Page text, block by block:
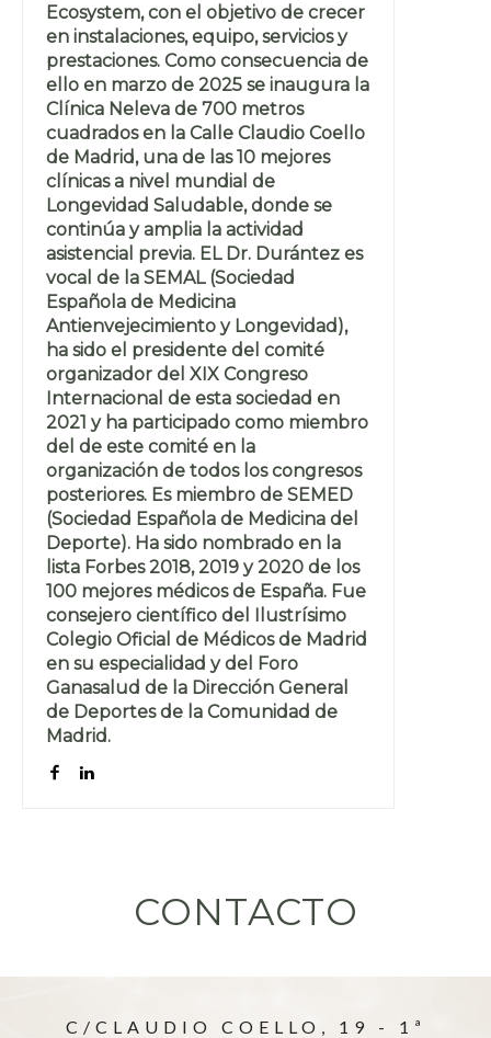
Ecosystem, con el objetivo de crecer
en instalaciones, equipo, servicios y
prestaciones. Como consecuencia de
ello en marzo de 2025 se inaugura la
Clínica Neleva de 700 metros
cuadrados en la Calle Claudio Coello
de Madrid, una de las 10 mejores
clínicas a nivel mundial de
Longevidad Saludable, donde se
continúa y amplia la actividad
asistencial previa. EL Dr. Durántez es
vocal de la SEMAL (Sociedad
Española de Medicina
Antienvejecimiento y Longevidad),
ha sido el presidente del comité
organizador del XIX Congreso
Internacional de esta sociedad en
2021 y ha participado como miembro
del de este comité en la
organización de todos los congresos
posteriores. Es miembro de SEMED
(Sociedad Española de Medicina del
Deporte). Ha sido nombrado en la
lista Forbes 2018, 2019 y 2020 de los
100 mejores médicos de España. Fue
consejero científico del Ilustrísimo
Colegio Oficial de Médicos de Madrid
en su especialidad y del Foro
Ganasalud de la Dirección General
de Deportes de la Comunidad de
Madrid.
CONTACTO
C/CLAUDIO COELLO, 19 - 1ª